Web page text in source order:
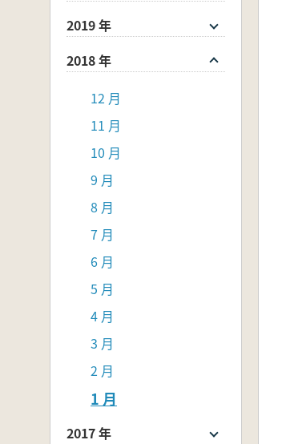
2019 年
2018 年
12 月
11 月
10 月
9 月
8 月
7 月
6 月
5 月
4 月
3 月
2 月
1 月
2017 年